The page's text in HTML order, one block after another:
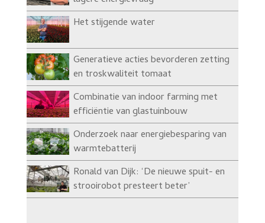
Het stijgende water
Generatieve acties bevorderen zetting
en troskwaliteit tomaat
Combinatie van indoor farming met
efficiëntie van glastuinbouw
Onderzoek naar energiebesparing van
warmtebatterij
Ronald van Dijk: ‘De nieuwe spuit- en
strooirobot presteert beter’